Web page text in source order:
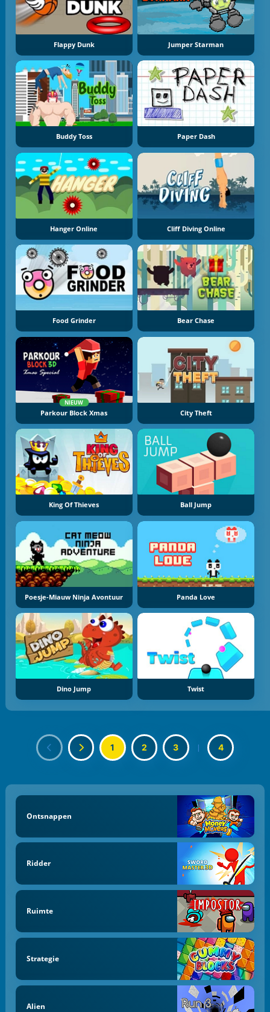
Flappy Dunk Jumper Starman
Buddy Toss Paper Dash
Hanger Online Cliff Diving Online
Food Grinder Bear Chase
NIEUW
Parkour Block Xmas City Theft
King Of Thieves Ball Jump
Poesje-Miauw Ninja Avontuur Panda Love
Dino Jump Twist
1 2 3 | 4
Ontsnappen
Ridder
Ruimte
Strategie
Alien